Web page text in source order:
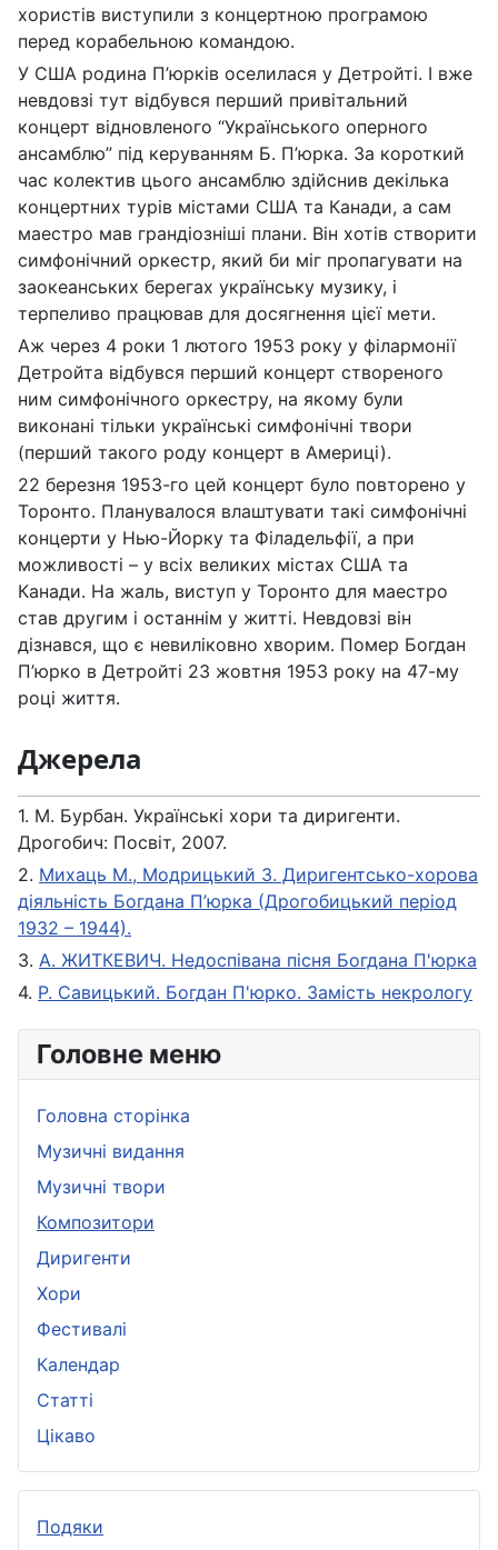
Головне меню
Головна сторінка
Музичні видання
Музичні твори
Композитори
Диригенти
Хори
Фестивалі
Календар
Статті
Цікаво
Подяки
хористів виступили з концертною програмою
перед корабельною командою.
У США родина П’юрків оселилася у Детройті. І вже
невдовзі тут відбувся перший привітальний
концерт відновленого “Українського оперного
ансамблю” під керуванням Б. П’юрка. За короткий
час колектив цього ансамблю здійснив декілька
концертних турів містами США та Канади, а сам
маестро мав грандіозніші плани. Він хотів створити
симфонічний оркестр, який би міг пропагувати на
заокеанських берегах українську музику, і
терпеливо працював для досягнення цієї мети.
Аж через 4 роки 1 лютого 1953 року у філармонії
Детройта відбувся перший концерт створеного
ним симфонічного оркестру, на якому були
виконані тільки українські симфонічні твори
(перший такого роду концерт в Америці).
22 березня 1953-го цей концерт було повторено у
Торонто. Планувалося влаштувати такі симфонічні
концерти у Нью-Йорку та Філадельфії, а при
можливості – у всіх великих містах США та
Канади. На жаль, виступ у Торонто для маестро
став другим і останнім у житті. Невдовзі він
дізнався, що є невиліковно хворим. Помер Богдан
П’юрко в Детройті 23 жовтня 1953 року на 47-му
році життя.
Джерела
1. М. Бурбан. Українські хори та диригенти.
Дрогобич: Посвіт, 2007.
2. Михаць М., Модрицький З. Диригентсько-хорова
діяльність Богдана П’юрка (Дрогобицький період
1932 – 1944).
3. А. ЖИТКЕВИЧ. Недоспівана пісня Богдана П'юрка
4. Р. Савицький. Богдан П'юрко. Замість некрологу